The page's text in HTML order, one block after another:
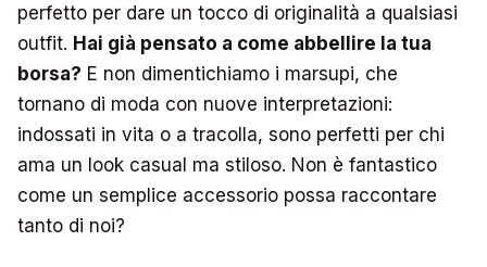
perfetto per dare un tocco di originalità a qualsiasi
outfit. Hai già pensato a come abbellire la tua
borsa? E non dimentichiamo i marsupi, che
tornano di moda con nuove interpretazioni:
indossati in vita o a tracolla, sono perfetti per chi
ama un look casual ma stiloso. Non è fantastico
come un semplice accessorio possa raccontare
tanto di noi?